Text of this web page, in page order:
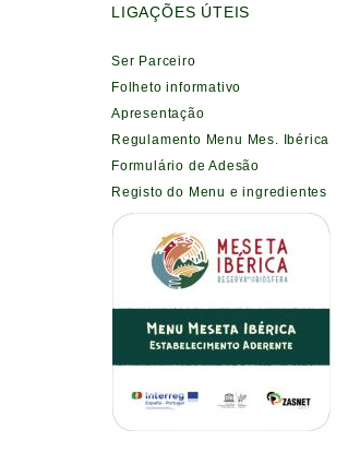
LIGAÇÕES ÚTEIS
Ser Parceiro
Folheto informativo
Apresentação
Regulamento Menu Mes. Ibérica
Formulário de Adesão
Registo do Menu e ingredientes